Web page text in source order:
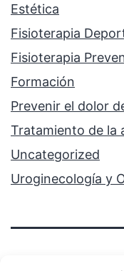
Estética
Fisioterapia
Fisioterapia
Formación
Prevenir el dolor
Tratamiento de la
Uncategorized
Uroginecología y